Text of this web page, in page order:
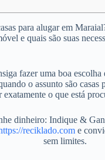
para alugar em
e quais são suas
fazer uma boa escolha
o assunto são casas
exatamente o que está
dinheiro: Indique &
reciklado.come
sem limites.